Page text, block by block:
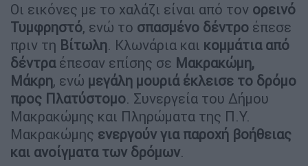
Οι εικόνες με το χαλάζι είναι από τον ορεινό
Τυμφρηστό, ενώ το σπασμένο δέντρο έπεσε
πριν τη Βίτωλη. Κλωνάρια και κομμάτια από
δέντραέπεσαν επίσης σε Μακρακώμη,
Μάκρη, ενώ μεγάλη μουριά έκλεισε το δρόμο
προς Πλατύστομο. Συνεργεία του Δήμου
Μακρακώμης και Πληρώματα της Π.Υ.
Μακρακώμης ενεργούν για παροχή βοήθειας
και ανοίγματα των δρόμων.